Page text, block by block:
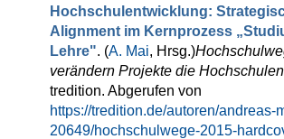
Hochschulentwicklung:
Alignment im Kernprozess
Lehre". (A. Mai, Hrsg.)
verändern Projekte die
tredition. Abgerufen von
https://tredition.de/autoren/andreas-
20649/hochschulwege-2015-